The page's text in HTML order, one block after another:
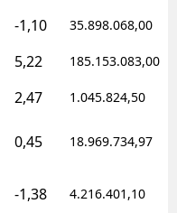
-1,10 35.898.068,00
5,22 185.153.083,00
2,47 1.045.824,50
0,45 18.969.734,97
-1,38 4.216.401,10